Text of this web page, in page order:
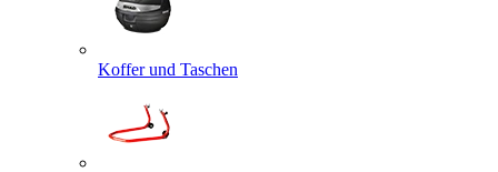
Koffer und Taschen